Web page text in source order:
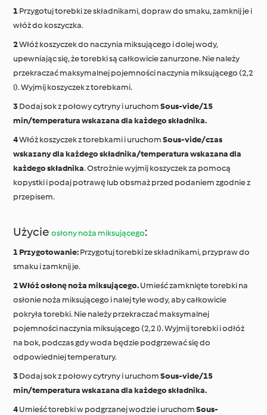
Przygotuj torebki ze składnikami, dopraw do smaku, zamknij je i
włóż do koszyczka.
Włóż koszyczek do naczynia miksującego i dolej wody,
upewniając się, że torebki są całkowicie zanurzone. Nie należy
przekraczać maksymalnej pojemności naczynia miksującego (2,2
l). Wyjmij koszyczek z torebkami.
Dodaj sok z połowy cytryny i uruchomSous-vide/15
min/temperatura wskazana dla każdego składnika.
Włóż koszyczek z torebkami i uruchomSous-vide/czas
wskazany dla każdego składnika/temperatura wskazana dla
każdego składnika. Ostrożnie wyjmij koszyczek za pomocą
kopystki i podaj potrawę lub obsmaż przed podaniem zgodnie z
przepisem.
Użycieosłony noża miksującego:
Przygotowanie:Przygotuj torebki ze składnikami, przypraw do
smaku i zamknij je.
Włóż osłonę noża miksującego.Umieść zamknięte torebki na
osłonie noża miksującego i nalej tyle wody, aby całkowicie
pokryła torebki. Nie należy przekraczać maksymalnej
pojemności naczynia miksującego (2,2 l). Wyjmij torebki i odłóż
na bok, podczas gdy woda będzie podgrzewać się do
odpowiedniej temperatury.
Dodaj sok z połowy cytryny i uruchomSous-vide/15
min/temperatura wskazana dla każdego składnika.
Umieść torebki w podgrzanej wodzie i uruchomSous-